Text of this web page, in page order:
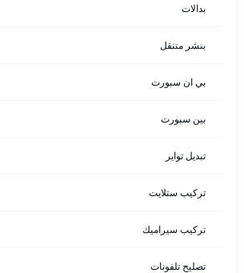
بدالات
بنشر متنقل
بي ان سبورت
بين سبورت
تبديل تواير
تركيب ستلايت
تركيب سيراميك
تصليح تلفونات